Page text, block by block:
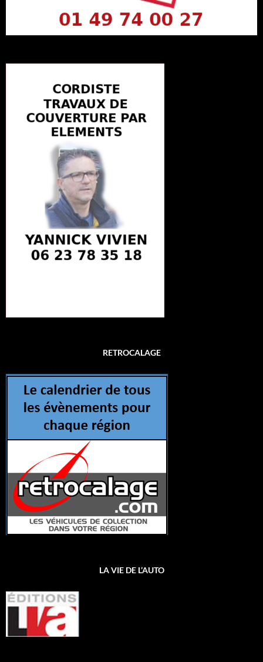
RETROCALAGE
LA VIE DE L’AUTO